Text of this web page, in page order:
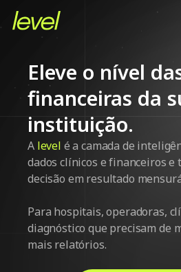
Eleve o nível
financeiras da
instituição.
A level é a camada de
dados clínicos e financeiros e
decisão em resultado
Para hospitais, operadoras,
diagnóstico que precisam de
mais relatórios.